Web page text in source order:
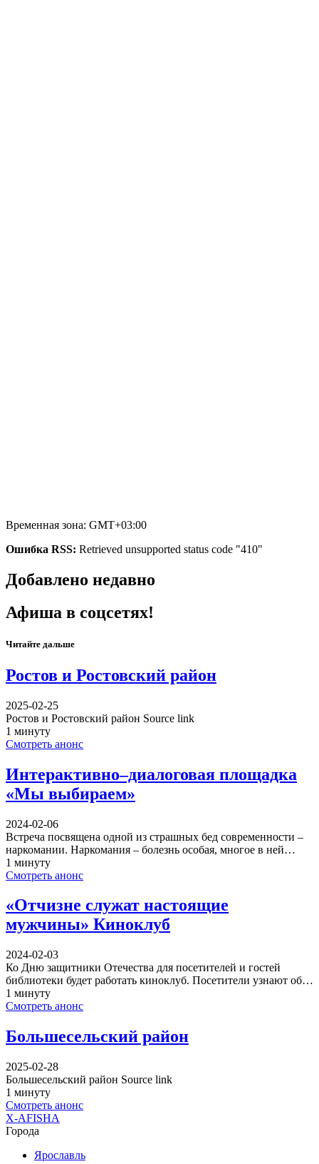
Временная зона: GMT+03:00
Ошибка RSS: Retrieved unsupported status code "410"
Добавлено недавно
Афиша в соцсетях!
Читайте дальше
Ростов и Ростовский район
2025-02-25
Ростов и Ростовский район Source link
1 минуту
Смотреть анонс
Интерактивно–диалоговая площадка
«Мы выбираем»
2024-02-06
Встреча посвящена одной из страшных бед современности –
наркомании. Наркомания – болезнь особая, многое в ней…
1 минуту
Смотреть анонс
«Отчизне служат настоящие
мужчины» Киноклуб
2024-02-03
Ко Дню защитники Отечества для посетителей и гостей
библиотеки будет работать киноклуб. Посетители узнают об…
1 минуту
Смотреть анонс
Большесельский район
2025-02-28
Большесельский район Source link
1 минуту
Смотреть анонс
X-AFISHA
Города
Ярославль